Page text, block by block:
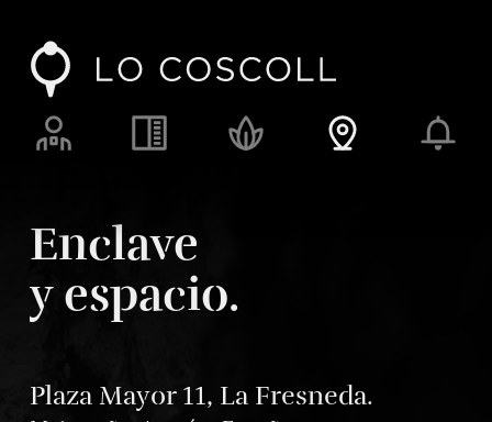
Enclave
y espacio.
Plaza Mayor 11, La Fresneda.